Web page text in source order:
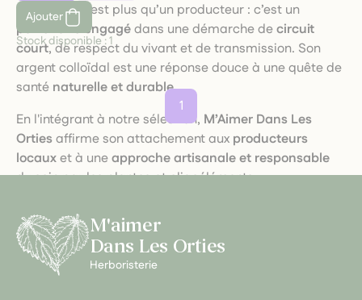
Cura Ipsum est plus qu’un producteur : c’est un
partenaire engagédans une démarche decircuit
court, de respect du vivant et de transmission. Son
argent colloïdal est une réponse douce à une quête de
santé naturelle et durable.
En l'intégrant à notre sélection, M’Aimer Dans Les
Ortiesaffirme son attachement aux producteurs
locauxet à uneapproche artisanale et responsable
du soin par les plantes et oligoéléments.
Ajouter
Stock disponible :1
1
M'aimer
Dans Les Orties
Herboristerie